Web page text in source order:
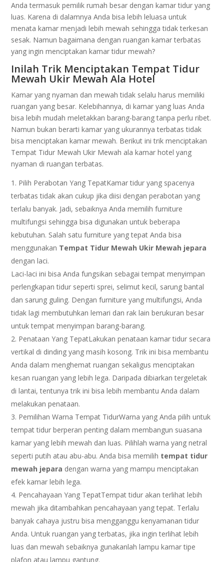
Anda termasuk pemilik rumah besar dengan kamar tidur yang
luas. Karena di dalamnya Anda bisa lebih leluasa untuk
menata kamar menjadi lebih mewah sehingga tidak terkesan
sesak. Namun bagaimana dengan ruangan kamar terbatas
yang ingin menciptakan kamar tidur mewah?
Inilah Trik Menciptakan Tempat Tidur
Mewah Ukir Mewah Ala Hotel
Kamar yang nyaman dan mewah tidak selalu harus memiliki
ruangan yang besar. Kelebihannya, di kamar yang luas Anda
bisa lebih mudah meletakkan barang-barang tanpa perlu ribet.
Namun bukan berarti kamar yang ukurannya terbatas tidak
bisa menciptakan kamar mewah. Berikut ini trik menciptakan
Tempat Tidur Mewah Ukir Mewah ala kamar hotel yang
nyaman di ruangan terbatas.
Pilih Perabotan Yang TepatKamar tidur yang spacenya
terbatas tidak akan cukup jika diisi dengan perabotan yang
terlalu banyak. Jadi, sebaiknya Anda memilih furniture
multifungsi sehingga bisa digunakan untuk beberapa
kebutuhan. Salah satu furniture yang tepat Anda bisa
menggunakan Tempat Tidur Mewah Ukir Mewah jepara
dengan laci.
Laci-laci ini bisa Anda fungsikan sebagai tempat menyimpan
perlengkapan tidur seperti sprei, selimut kecil, sarung bantal
dan sarung guling. Dengan furniture yang multifungsi, Anda
tidak lagi membutuhkan lemari dan rak lain berukuran besar
untuk tempat menyimpan barang-barang.
Penataan Yang TepatLakukan penataan kamar tidur secara
vertikal di dinding yang masih kosong. Trik ini bisa membantu
Anda dalam menghemat ruangan sekaligus menciptakan
kesan ruangan yang lebih lega. Daripada dibiarkan tergeletak
di lantai, tentunya trik ini bisa lebih membantu Anda dalam
melakukan penataan.
Pemilihan Warna Tempat TidurWarna yang Anda pilih untuk
tempat tidur berperan penting dalam membangun suasana
kamar yang lebih mewah dan luas. Pilihlah warna yang netral
seperti putih atau abu-abu. Anda bisa memilih tempat tidur
mewah jepara dengan warna yang mampu menciptakan
efek kamar lebih lega.
Pencahayaan Yang TepatTempat tidur akan terlihat lebih
mewah jika ditambahkan pencahayaan yang tepat. Terlalu
banyak cahaya justru bisa mengganggu kenyamanan tidur
Anda. Untuk ruangan yang terbatas, jika ingin terlihat lebih
luas dan mewah sebaiknya gunakanlah lampu kamar tipe
plafon atau lampu gantung.